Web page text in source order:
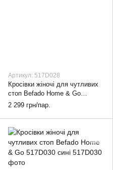
Артикул: 517D028
Кросівки жіночі для чутливих
стоп Befado Home & Go
517D028 чорні, 36
2 299 грн/пар.